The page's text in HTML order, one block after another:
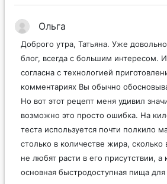
Ольга
Доброго утра, Татьяна. Уже
блог, всегда с большим интересом.
согласна с технологией
комментариях Вы обычно
Но вот этот рецепт меня удивил
возможно это просто ошибка. На
теста используется почти полкило
столько в количестве жира,
не любят расти в его присутствии, а
основная быстродоступная пища